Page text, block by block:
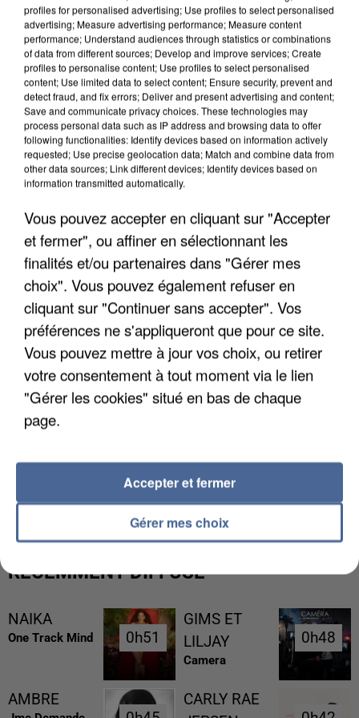
UN SECOND CADRE DE LA DZ MAFIA
INTERPELLÉ EN ALGÉRIE
UNE TOURISTE DE L’OISE EMPORTÉE PAR UNE
COULÉE DE BOUE EN HAUTE-SAVOIE
RÉCEMMENT DIFFUSÉ
NAIKA
One Track Mind 0h51
0h51
GIMS ET
LILJAY
Camera
0h48
0h48
AMBRE
CARLY RAE
profiles for personalised advertising; Use profiles to select personalised
advertising; Measure advertising performance; Measure content
performance; Understand audiences through statistics or combinations
of data from different sources; Develop and improve services; Create
profiles to personalise content; Use profiles to select personalised
content; Use limited data to select content; Ensure security, prevent and
detect fraud, and fix errors; Deliver and present advertising and content;
Save and communicate privacy choices. These technologies may
process personal data such as IP address and browsing data to offer
following functionalities: Identify devices based on information actively
requested; Use precise geolocation data; Match and combine data from
other data sources; Link different devices; Identify devices based on
information transmitted automatically.
Vous pouvez accepter en cliquant sur "Accepter
et fermer", ou affiner en sélectionnant les
finalités et/ou partenaires dans "Gérer mes
choix". Vous pouvez également refuser en
cliquant sur "Continuer sans accepter". Vos
préférences ne s'appliqueront que pour ce site.
Vous pouvez mettre à jour vos choix, ou retirer
votre consentement à tout moment via le lien
"Gérer les cookies" situé en bas de chaque
page.
Gérer mes choix
Accepter et fermer